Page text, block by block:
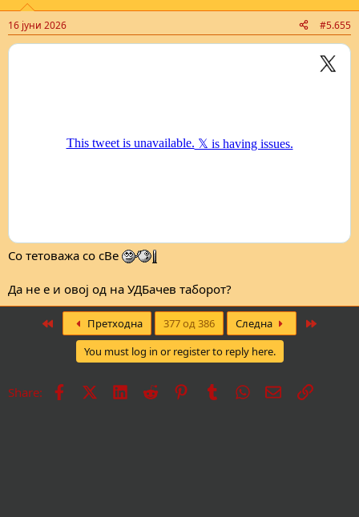
s
:
16 јуни 2026 #5.655
Со тетоважа со сВе
Да не е и овој од на УДБачев таборот?
Претходна 377 од 386 Следна
You must log in or register to reply here.
Share: Facebook LinkedInReddit PinterestTumblrWhatsApp
Е-поштаВрска